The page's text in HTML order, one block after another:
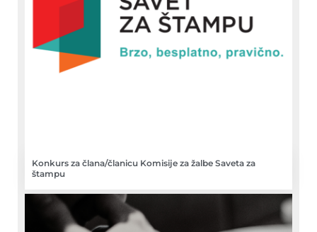
Konkurs za člana/članicu Komisije za žalbe Saveta za
štampu